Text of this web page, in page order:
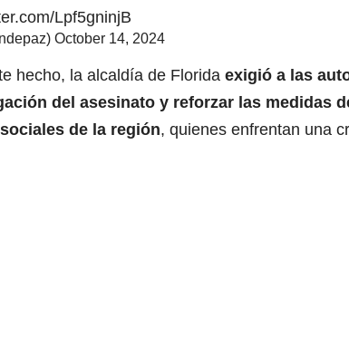
Lpf5gninjB
October 14, 2024
hecho, la alcaldía de Florida exigió a las
del asesinato y reforzar las medidas
de la región, quienes enfrentan una